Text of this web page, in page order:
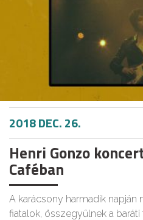
2018 DEC. 26.
Henri Gonzo
Caféban
A karácsony harmadik napján
fiatalok, összegyűlnek a baráti